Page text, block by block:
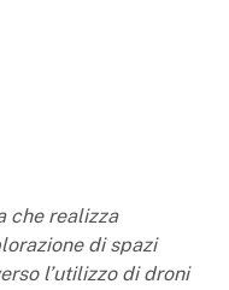
che realizza
di spazi
l’utilizzo di droni